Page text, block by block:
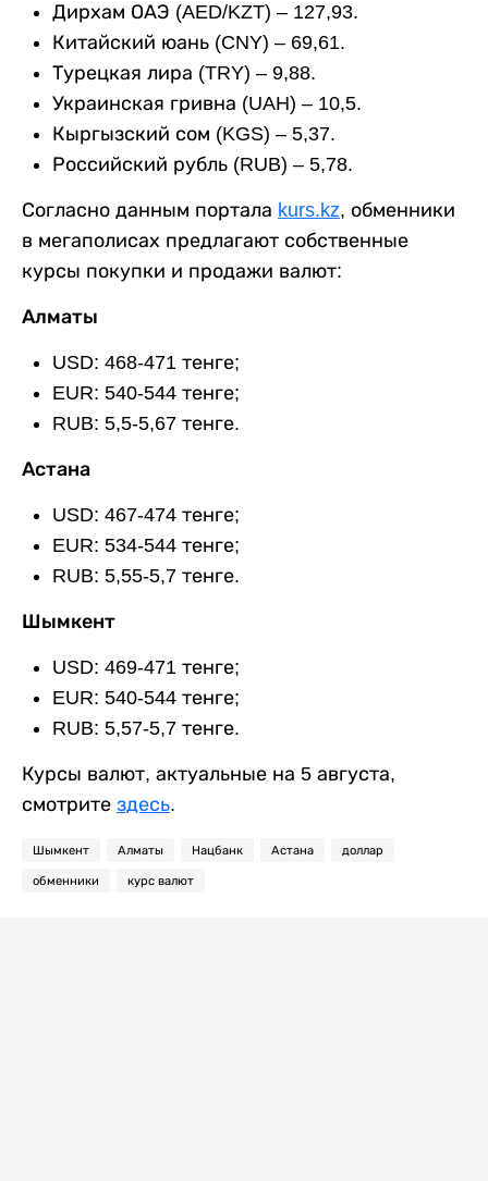
Дирхам ОАЭ (AED/KZT) – 127,93.
Китайский юань (CNY) – 69,61.
Турецкая лира (TRY) – 9,88.
Украинская гривна (UAH) – 10,5.
Кыргызский сом (KGS) – 5,37.
Российский рубль (RUB) – 5,78.
Согласно данным портала kurs.kz, обменники
в мегаполисах предлагают собственные
курсы покупки и продажи валют:
Алматы
USD: 468-471 тенге;
EUR: 540-544 тенге;
RUB: 5,5-5,67 тенге.
Астана
USD: 467-474 тенге;
EUR: 534-544 тенге;
RUB: 5,55-5,7 тенге.
Шымкент
USD: 469-471 тенге;
EUR: 540-544 тенге;
RUB: 5,57-5,7 тенге.
Курсы валют, актуальные на 5 августа,
смотрите здесь.
Шымкент Алматы Нацбанк Астана доллар
обменники курс валют